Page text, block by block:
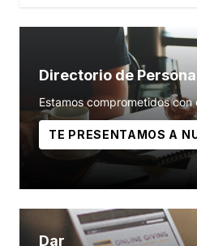
Directorio de
Estamos comprometidos con
TE PRESENTAMOS A
Dar